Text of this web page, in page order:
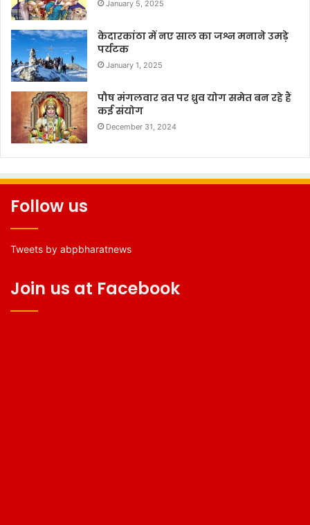
January 5, 2025
केदारकांठा में नए साल का जश्न मनाने उमड़े
पर्यटक
January 1, 2025
पौष मंगलवार व्रत पर ध्रुव योग समेत बन रहे हैं
कई संयोग
December 31, 2024
Follow us
Tweets by abpbharatnews
Join us at Facebook